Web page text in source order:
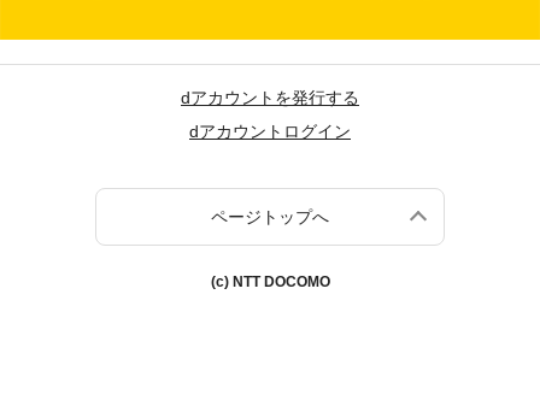
dアカウントを発行する
dアカウントログイン
ページトップへ
(c) NTT DOCOMO